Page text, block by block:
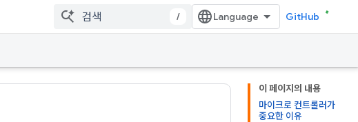
/
GitHub
이 페이지의 내용
마이크로 컨트롤러가
중요한 이유